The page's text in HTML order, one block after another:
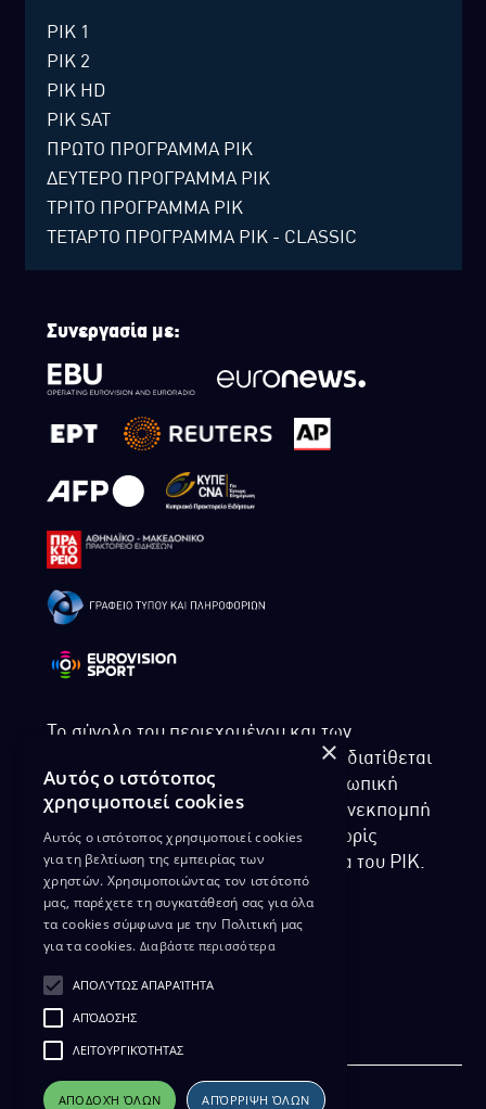
ΡΙΚ 1
ΡΙΚ 2
ΡΙΚ HD
ΡΙΚ SAT
ΠΡΩΤΟ ΠΡΟΓΡΑΜΜΑ ΡΙΚ
ΔΕΥΤΕΡΟ ΠΡΟΓΡΑΜΜΑ ΡΙΚ
ΤΡΙΤΟ ΠΡΟΓΡΑΜΜΑ ΡΙΚ
ΤΕΤΑΡΤΟ ΠΡΟΓΡΑΜΜΑ ΡΙΚ - CLASSIC
Συνεργασία με:
Το σύνολο του περιεχομένου και των
υπηρεσιών της ιστοσελίδας του ΡΙΚ διατίθεται
στους επισκέπτες αυστηρά για προσωπική
χρήση. Απαγορεύεται η χρήση ή επανεκπομπή
του, σε οποιοδήποτε μορφή, με ή χωρίς
επεξεργασία και χωρίς γραπτή άδεια του ΡΙΚ.
ΔΙΚΑΙΩΜΑ ΠΡΟΣΤΑΣΙΑΣ ΔΕΔΟΜΕΝΩΝ
ΔΙΑΘΕΣΗ ΑΡΧΕΙΑΚΟΥ ΥΛΙΚΟΥ
ΠΟΛΙΤΙΚΗ ΑΠΟΡΡΗΤΟΥ EUROVISION
×
Αυτός ο ιστότοπος
χρησιμοποιεί cookies
Αυτός ο ιστότοπος χρησιμοποιεί cookies
για τη βελτίωση της εμπειρίας των
χρηστών. Χρησιμοποιώντας τον ιστότοπό
μας, παρέχετε τη συγκατάθεσή σας για όλα
τα cookies σύμφωνα με την Πολιτική μας
για τα cookies. Διαβάστε περισσότερα
ΑΠΟΛΎΤΩΣ ΑΠΑΡΑΊΤΗΤΑ
ΑΠΌΔΟΣΗΣ
ΛΕΙΤΟΥΡΓΙΚΌΤΗΤΑΣ
ΑΠΟΔΟΧΉ ΌΛΩΝ ΑΠΌΡΡΙΨΗ ΌΛΩΝ